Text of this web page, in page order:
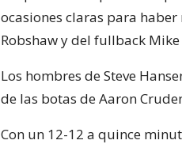
ocasiones claras para
Robshaw y del fullback
Los hombres de Steve
de las botas de Aaron
Con un 12-12 a quince